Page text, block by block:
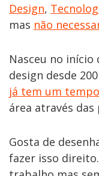
Design,
mas não
Nasceu no
design desde
já tem um tempo
área através das
Gosta de
fazer isso